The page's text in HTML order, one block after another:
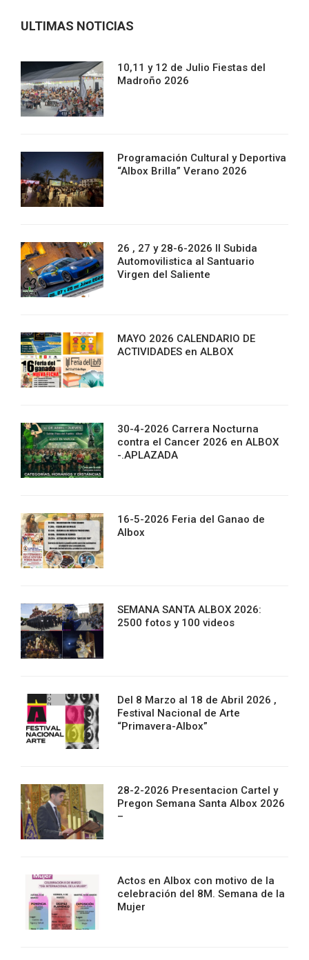
ULTIMAS NOTICIAS
10,11 y 12 de Julio Fiestas del
Madroño 2026
Programación Cultural y Deportiva
“Albox Brilla” Verano 2026
26 , 27 y 28-6-2026 II Subida
Automovilistica al Santuario
Virgen del Saliente
MAYO 2026 CALENDARIO DE
ACTIVIDADES en ALBOX
30-4-2026 Carrera Nocturna
contra el Cancer 2026 en ALBOX
-.APLAZADA
16-5-2026 Feria del Ganao de
Albox
SEMANA SANTA ALBOX 2026:
2500 fotos y 100 videos
Del 8 Marzo al 18 de Abril 2026 ,
Festival Nacional de Arte
“Primavera-Albox”
28-2-2026 Presentacion Cartel y
Pregon Semana Santa Albox 2026
–
Actos en Albox con motivo de la
celebración del 8M. Semana de la
Mujer